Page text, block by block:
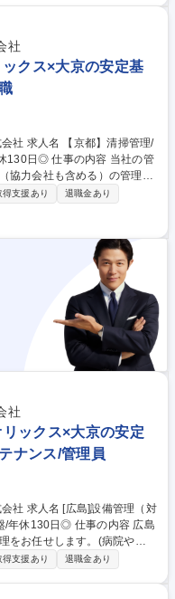
情報の仕組み化と横展開■車
務プロセスの構築 【※詳細
が届かない『技術的難題』を
両改善を技術ベースで牽引
社
ックス×大京の安定基
管理/
容 当社の管
協力会社も含める）の管理、
きます。 ※将来的に、清掃管
【物件例】当社
ョンです。 ◎大小多様な物件
入で安定 ◎全件元請けの為、
◎技術（資格取得等）/スキ
◎コンプライアンス重視。休
日◎
得支援あり
退職金あり
社
ックス×大京の安定
ナンス/管理員
（対
仕事の内容 広島
をお任せします。(病院や大
所長候補として、顧客折衝等
得支援あり 退職金あり